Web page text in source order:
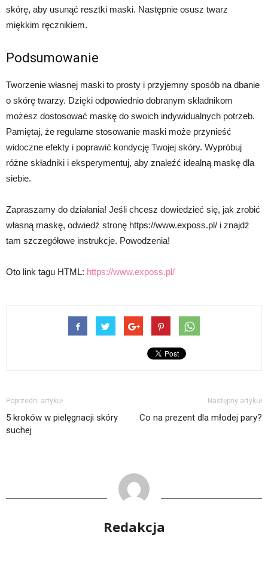
skórę, aby usunąć resztki maski. Następnie osusz twarz
miękkim ręcznikiem.
Podsumowanie
Tworzenie własnej maski to prosty i przyjemny sposób na dbanie
o skórę twarzy. Dzięki odpowiednio dobranym składnikom
możesz dostosować maskę do swoich indywidualnych potrzeb.
Pamiętaj, że regularne stosowanie maski może przynieść
widoczne efekty i poprawić kondycję Twojej skóry. Wypróbuj
różne składniki i eksperymentuj, aby znaleźć idealną maskę dla
siebie.
Zapraszamy do działania! Jeśli chcesz dowiedzieć się, jak zrobić
własną maskę, odwiedź stronę https://www.exposs.pl/ i znajdź
tam szczegółowe instrukcje. Powodzenia!
Oto link tagu HTML: https://www.exposs.pl/
Poprzedni artykuł
5 kroków w pielęgnacji skóry
suchej
Następny artykuł
Co na prezent dla młodej pary?
Redakcja